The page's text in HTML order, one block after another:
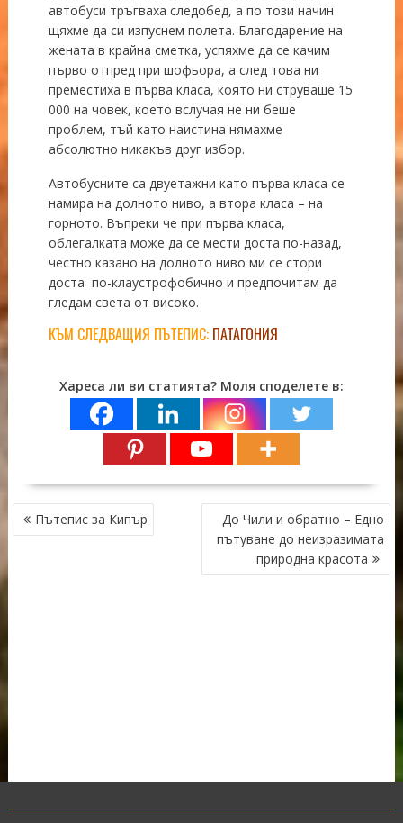
автобуси тръгваха следобед, а по този начин
щяхме да си изпуснем полета. Благодарение на
жената в крайна сметка, успяхме да се качим
първо отпред при шофьора, а след това ни
преместиха в първа класа, която ни струваше 15
000 на човек, което вслучая не ни беше
проблем, тъй като наистина нямахме
абсолютно никакъв друг избор.
Автобусните са двуетажни като първа класа се
намира на долното ниво, а втора класа – на
горното. Въпреки че при първа класа,
облегалката може да се мести доста по-назад,
честно казано на долното ниво ми се стори
доста по-клаустрофобично и предпочитам да
гледам света от високо.
КЪМ СЛЕДВАЩИЯ ПЪТЕПИС: ПАТАГОНИЯ
Хареса ли ви статията? Моля споделете в:
НАВИГАЦИЯ
Пътепис за Кипър
До Чили и обратно – Едно
пътуване до неизразимата
природна красота